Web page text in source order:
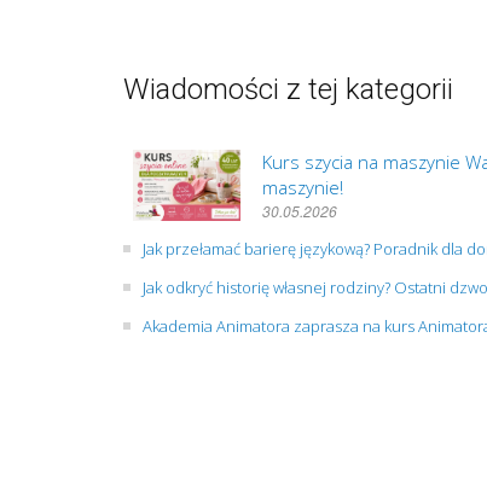
Wiadomości z tej kategorii
Kurs szycia na maszynie
maszynie!
30.05.2026
Jak przełamać barierę językową? Poradnik dla
Jak odkryć historię własnej rodziny? Ostatni
Akademia Animatora zaprasza na kurs